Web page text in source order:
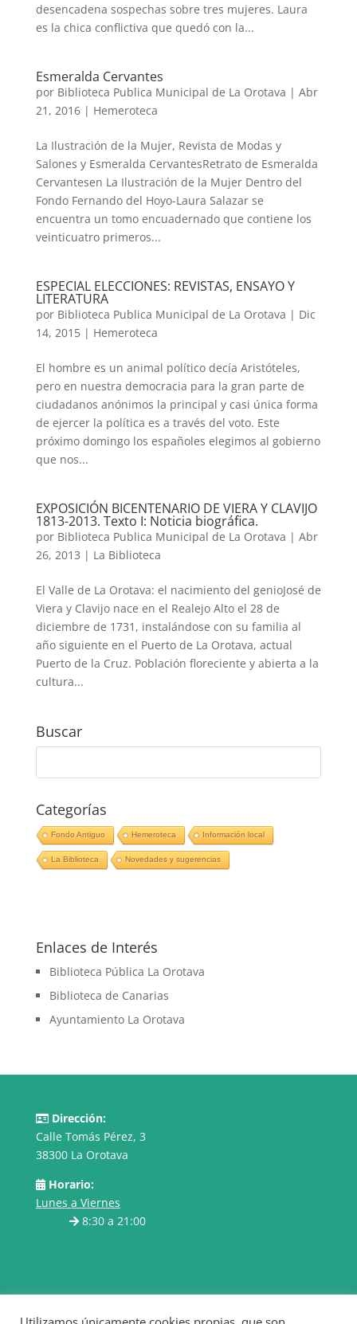
desencadena sospechas sobre tres mujeres. Laura
es la chica conflictiva que quedó con la...
Esmeralda Cervantes
por Biblioteca Publica Municipal de La Orotava | Abr
21, 2016| Hemeroteca
La Ilustración de la Mujer, Revista de Modas y
Salones y Esmeralda CervantesRetrato de Esmeralda
Cervantesen La Ilustración de la Mujer Dentro del
Fondo Fernando del Hoyo-Laura Salazar se
encuentra un tomo encuadernado que contiene los
veinticuatro primeros...
ESPECIAL ELECCIONES: REVISTAS, ENSAYO Y
LITERATURA
por Biblioteca Publica Municipal de La Orotava | Dic
14, 2015| Hemeroteca
El hombre es un animal político decía Aristóteles,
pero en nuestra democracia para la gran parte de
ciudadanos anónimos la principal y casi única forma
de ejercer la política es a través del voto. Este
próximo domingo los españoles elegimos al gobierno
que nos...
EXPOSICIÓN BICENTENARIO DE VIERA Y CLAVIJO
1813-2013. Texto I: Noticia biográfica.
por Biblioteca Publica Municipal de La Orotava | Abr
26, 2013 | La Biblioteca
El Valle de La Orotava: el nacimiento del genioJosé de
Viera y Clavijo nace en el Realejo Alto el 28 de
diciembre de 1731, instalándose con su familia al
año siguiente en el Puerto de La Orotava, actual
Puerto de la Cruz. Población floreciente y abierta a la
cultura...
Buscar
Categorías
Fondo Antiguo Hemeroteca Información local
La Biblioteca Novedades y sugerencias
Enlaces de Interés
Biblioteca Pública La Orotava
Biblioteca de Canarias
Ayuntamiento La Orotava
Dirección:
Calle Tomás Pérez, 3
38300 La Orotava
Horario:
Lunes a Viernes
8:30 a 21:00